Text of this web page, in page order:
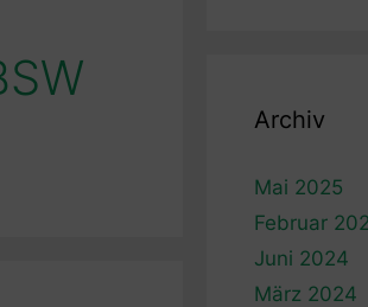
Archiv
Mai 2025
Februar
Juni 2024
März 2024